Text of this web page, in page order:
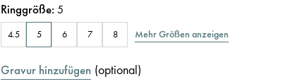
Ringgröße:5
4.5 5 6 7 8 Mehr Größen anzeigen
Gravur hinzufügen (optional)